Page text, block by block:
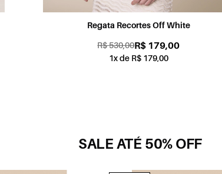
Regata Recortes Off White
R$ 530,00R$ 179,00
1x de R$ 179,00
SALE ATÉ 50% OFF